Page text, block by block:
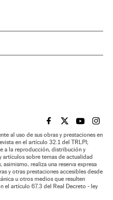
EL PAÍS BRASIL EN
EL PAÍSEL PAÍS
EL
al uso de sus obras y prestaciones en
en el artículo 32.1 del TRLPI;
a la reproducción, distribución y
sobre temas de actualidad
realiza una reserva expresa
y otras prestaciones accesibles desde
u otros medios que resulten
el artículo 67.3 del Real Decreto - ley